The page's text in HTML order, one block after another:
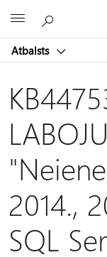
Atbalsts
2014.,
SQL